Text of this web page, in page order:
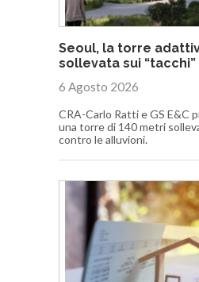
Seoul, la torre
sollevata sui “tacchi”
6 Agosto 2026
CRA-Carlo Ratti e GS E&C
una torre di 140 metri
contro le alluvioni.